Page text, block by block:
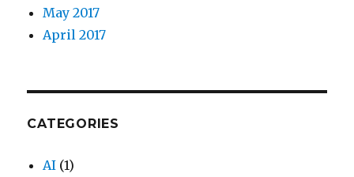
May 2017
April 2017
CATEGORIES
AI (1)